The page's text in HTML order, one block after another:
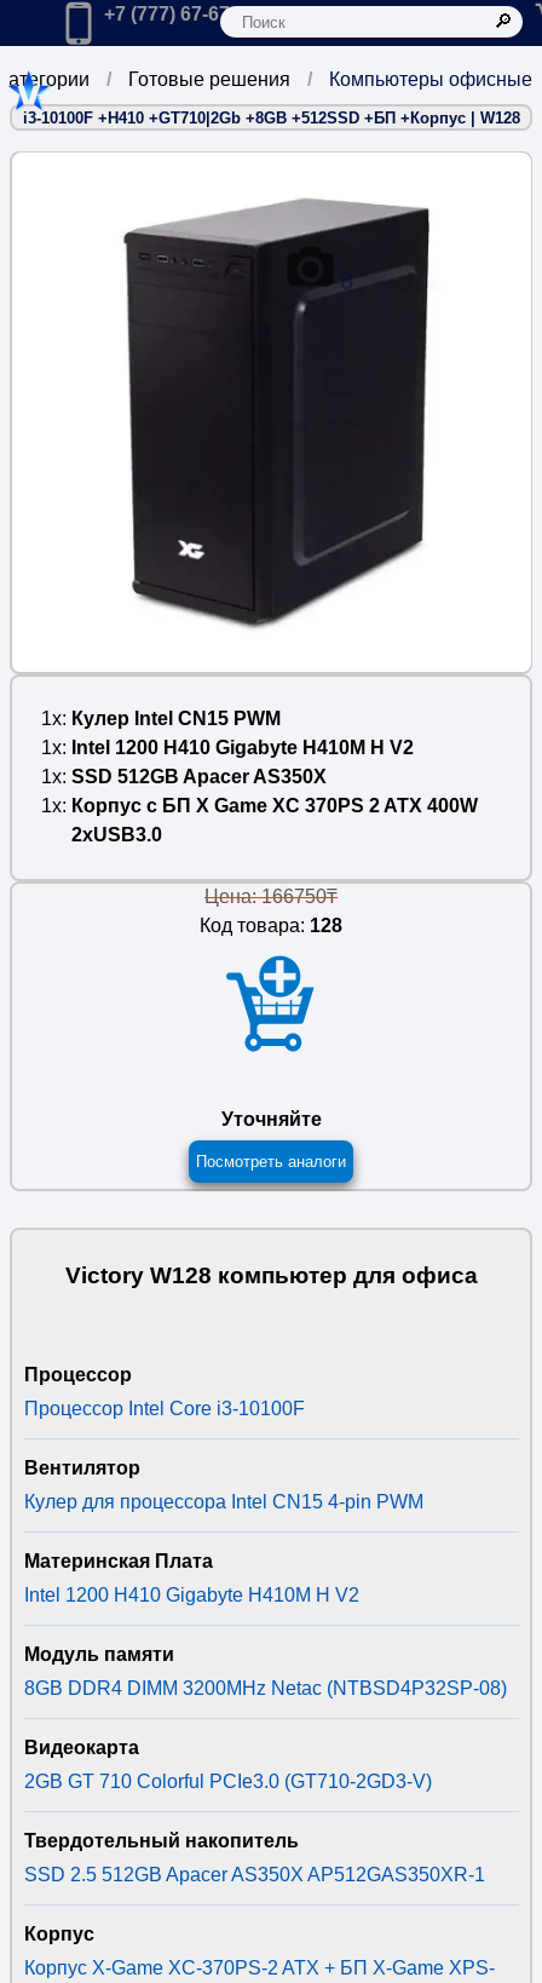
Главная
Позвонить в компанию по телефону:
+7 (777) 67-67-666
Компьютеры офисные
Готовые решения
i3-10100F +H410 +GT710|2Gb +8GB +512SSD +БП +Корпус | W128
8
1x
Кулер Intel CN15 PWM
1x
Intel 1200 H410 Gigabyte H410M H V2
1x SSD 512GB Apacer AS350X
1x
Корпус с БП X Game XC 370PS 2 ATX 400W
2xUSB3.0
Цена: 166750₸
Код товара: 128
Уточняйте
Посмотреть аналоги
Victory W128 компьютер для офиса
Процессор
Процессор Intel Core i3-10100F
Вентилятор
Кулер для процессора Intel CN15 4-pin PWM
Материнская Плата
Intel 1200 H410 Gigabyte H410M H V2
Модуль памяти
8GB DDR4 DIMM 3200MHz Netac (NTBSD4P32SP-08)
Видеокарта
2GB GT 710 Colorful PCIe3.0 (GT710-2GD3-V)
Твердотельный накопитель
SSD 2.5 512GB Apacer AS350X AP512GAS350XR-1
Корпус
Корпус X-Game XC-370PS-2 ATX + БП X-Game XPS-